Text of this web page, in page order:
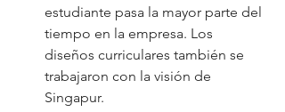
estudiante pasa la mayor parte del
tiempo en la empresa. Los
diseños curriculares también se
trabajaron con la visión de
Singapur.